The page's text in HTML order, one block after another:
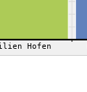
Hofen